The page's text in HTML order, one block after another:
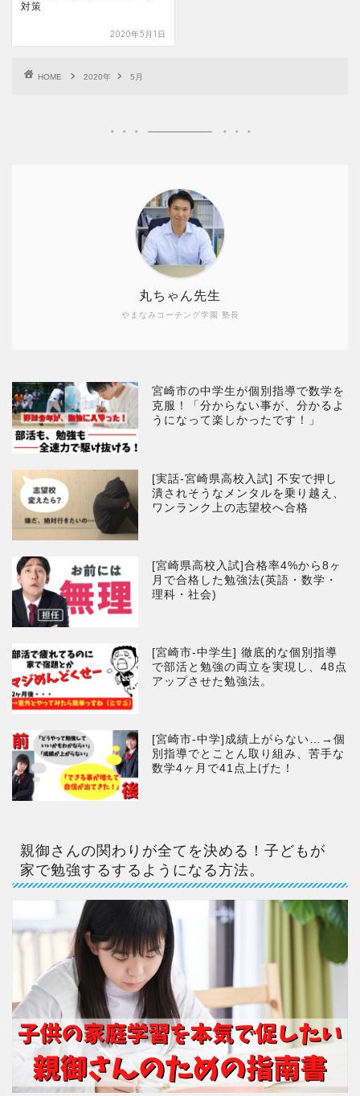
対策
2020年5月1日
HOME 2020年 5月
やまなみコーチング学園 塾長
丸ちゃん先生
宮崎市の中学生が個別指導で数学を
克服！「分からない事が、分かるよ
うになって楽しかったです！」
[実話-宮崎県高校入試] 不安で押し
潰されそうなメンタルを乗り越え、
ワンランク上の志望校へ合格
[宮崎県高校入試]合格率4%から8ヶ
月で合格した勉強法(英語・数学・
理科・社会)
[宮崎市-中学生] 徹底的な個別指導
で部活と勉強の両立を実現し、48点
アップさせた勉強法。
[宮崎市-中学]成績上がらない…→個
別指導でとことん取り組み、苦手な
数学4ヶ月で41点上げた！
親御さんの関わりが全てを決める！子どもが
家で勉強するするようになる方法。